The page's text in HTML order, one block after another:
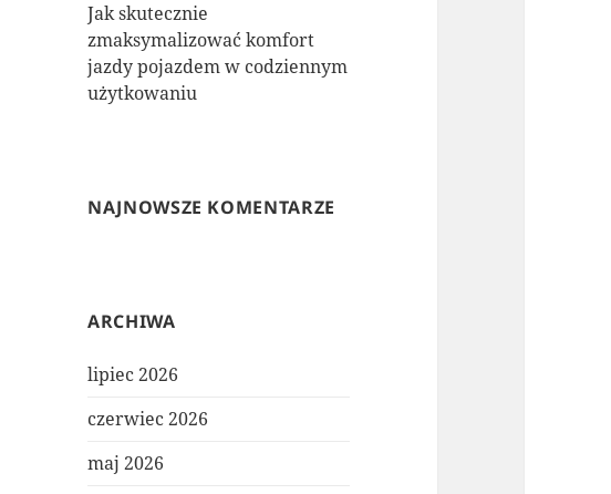
Jak skutecznie
zmaksymalizować komfort
jazdy pojazdem w codziennym
użytkowaniu
NAJNOWSZE KOMENTARZE
ARCHIWA
lipiec 2026
czerwiec 2026
maj 2026